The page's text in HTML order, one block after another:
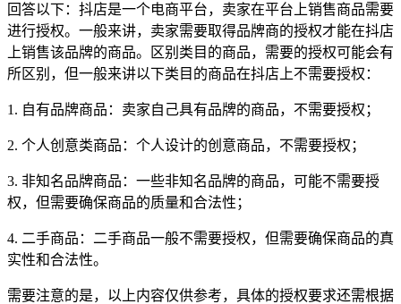
回答以下：抖店是一个电商平台，卖家在平台上销售商品需要
进行授权。一般来讲，卖家需要取得品牌商的授权才能在抖店
上销售该品牌的商品。区别类目的商品，需要的授权可能会有
所区别，但一般来讲以下类目的商品在抖店上不需要授权：
1. 自有品牌商品：卖家自己具有品牌的商品，不需要授权；
2. 个人创意类商品：个人设计的创意商品，不需要授权；
3. 非知名品牌商品：一些非知名品牌的商品，可能不需要授
权，但需要确保商品的质量和合法性；
4. 二手商品：二手商品一般不需要授权，但需要确保商品的真
实性和合法性。
需要注意的是，以上内容仅供参考，具体的授权要求还需根据